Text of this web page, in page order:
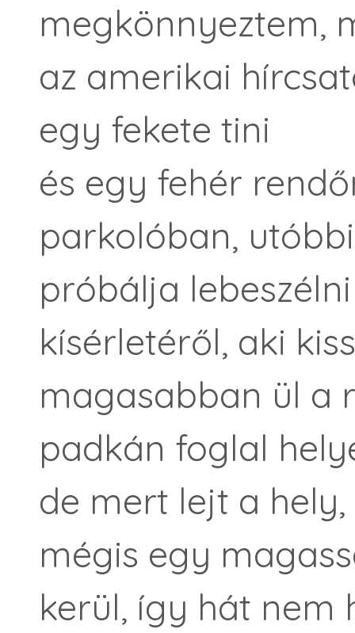
megkönnyeztem,
az amerikai
egy fekete tini
és egy fehér
parkolóban, utóbbi
próbálja
kísérletéről, aki
magasabban ül a
padkán foglal
de mert lejt a
mégis egy
kerül, így hát nem